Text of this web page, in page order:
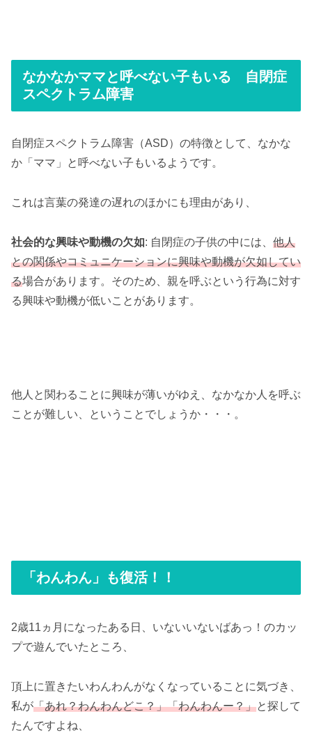
なかなかママと呼べない子もいる 自閉症
スペクトラム障害
自閉症スペクトラム障害（ASD）の特徴として、なかな
か「ママ」と呼べない子もいるようです。
これは言葉の発達の遅れのほかにも理由があり、
社会的な興味や動機の欠如: 自閉症の子供の中には、 他人
との関係やコミュニケーションに興味や動機が欠如してい
る場合があります。そのため、親を呼ぶという行為に対す
る興味や動機が低いことがあります。
他人と関わることに興味が薄いがゆえ、なかなか人を呼ぶ
ことが難しい、ということでしょうか・・・。
「わんわん」も復活！！
2歳11ヵ月になったある日、いないいないばあっ！のカッ
プで遊んでいたところ、
頂上に置きたいわんわんがなくなっていることに気づき、
私が「あれ？わんわんどこ？」「わんわんー？」と探して
たんですよね、